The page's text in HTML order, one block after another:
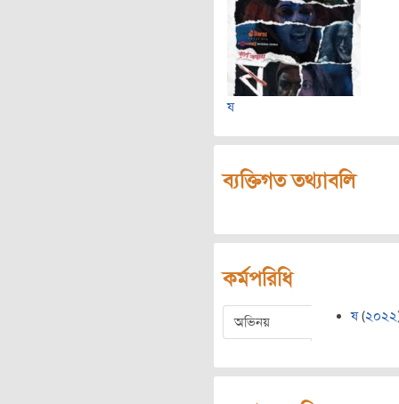
ষ
ব্যক্তিগত তথ্যাবলি
কর্মপরিধি
অভিনয় ষ(২০২২